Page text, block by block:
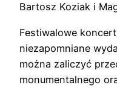
Bartosz Koziak i
Festiwalowe
niezapomniane
można zaliczyć
monumentalnego